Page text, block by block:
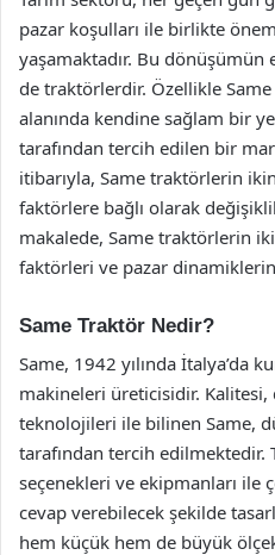
pazar koşulları ile birlikte
yaşamaktadır. Bu
de traktörlerdir. Özellikle
alanında kendine sağlam bir
tarafından tercih edilen bir
itibarıyla, Same traktörlerin
faktörlere bağlı olarak
makalede, Same traktörlerin
faktörleri ve pazar
Same Traktör Nedir?
Same, 1942 yılında İtalya’da
makineleri üreticisidir. Kalitesi,
teknolojileri ile bilinen Same,
tarafından tercih edilmektedir.
seçenekleri ve ekipmanları ile
cevap verebilecek şekilde
hem küçük hem de büyük